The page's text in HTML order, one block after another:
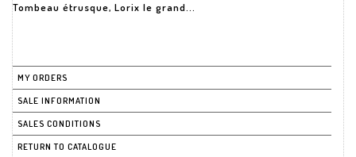
Tombeau étrusque, Lorix le grand...
MY ORDERS
SALE INFORMATION
SALES CONDITIONS
RETURN TO CATALOGUE